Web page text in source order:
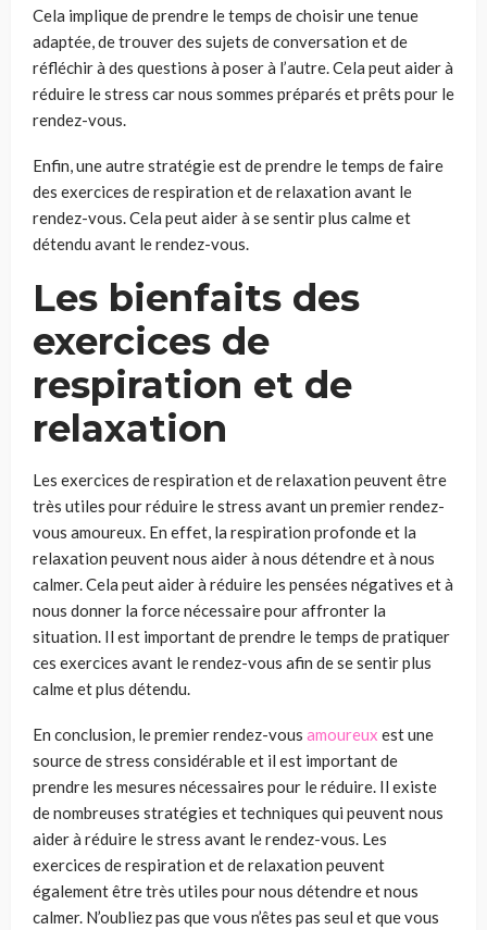
Cela implique de prendre le temps de choisir une tenue
adaptée, de trouver des sujets de conversation et de
réfléchir à des questions à poser à l’autre. Cela peut aider à
réduire le stress car nous sommes préparés et prêts pour le
rendez-vous.
Enfin, une autre stratégie est de prendre le temps de faire
des exercices de respiration et de relaxation avant le
rendez-vous. Cela peut aider à se sentir plus calme et
détendu avant le rendez-vous.
Les bienfaits des
exercices de
respiration et de
relaxation
Les exercices de respiration et de relaxation peuvent être
très utiles pour réduire le stress avant un premier rendez-
vous amoureux. En effet, la respiration profonde et la
relaxation peuvent nous aider à nous détendre et à nous
calmer. Cela peut aider à réduire les pensées négatives et à
nous donner la force nécessaire pour affronter la
situation. Il est important de prendre le temps de pratiquer
ces exercices avant le rendez-vous afin de se sentir plus
calme et plus détendu.
En conclusion, le premier rendez-vous amoureux est une
source de stress considérable et il est important de
prendre les mesures nécessaires pour le réduire. Il existe
de nombreuses stratégies et techniques qui peuvent nous
aider à réduire le stress avant le rendez-vous. Les
exercices de respiration et de relaxation peuvent
également être très utiles pour nous détendre et nous
calmer. N’oubliez pas que vous n’êtes pas seul et que vous